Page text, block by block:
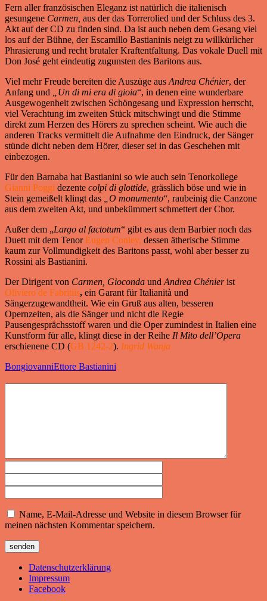
Fern aller französischen Eleganz ist natürlich die italienisch
gesungene Carmen, aus der das Torrerolied und der Schluss des 3.
Akt auf der CD zu finden sind. Da ist auch neben dem Gesang viel
los auf der Bühne, der Escamillo Bastianinis neigt zu willkürlicher
Phrasierung und recht brutaler Kraftentfaltung. Das vokale Duell mit
Don José geht eindeutig zugunsten des Baritons aus.
Viel mehr Freude bereiten die Auszüge aus Andrea Chénier, der
Anfang und
„Un di mi era di gioia“, in denen eine wunderbare
Ausgewogenheit zwischen Schöngesang und Expression herrscht,
viel Verachtung im zweiten Stück mitschwingt und die Stimme
direkt zum Herzen des Hörers zu sprechen scheint. Wie auch die
anderen Tracks vermittelt die Aufnahme den Eindruck, der Sänger
stünde dicht neben dem Hörer, dieser sei in das Geschehen mit
einbezogen.
Für den Barnaba hat Bastianini so wie auch sein Tenorkollege
Gianni Poggi dezente colpi di glottide, grässlich böse und wie in
Stein gemeißelt klingt das
„O monumento“, raubeinig die Canzone
aus dem zweiten Akt, und unbekümmert schmettert der Chor.
Außer dem „Largo al factotum“ gibt es aus dem Barbier noch das
Duett mit dem Tenor Eugen Conley, dessen ätherische Stimme
kaum zur Vollmundigkeit des Baritons passt, wohl aber besser zu
Rossini als Bastianini.
Der Dirigent von Carmen, Gioconda und Andrea Chénierist
Oliviero de Fabritiis, ein Garant für Italianità und
Sängerzugewandtheit. Wie ein Gruß aus alten, besseren
Opernzeiten, als die Sänger und nicht die Regie
Pausengesprächsstoff waren und die Oper zumindest in Italien eine
Kunstform für alle, klingt diese in der Reihe Il Mito dell’Opera
erschienene CD (GB 1242-2). Ingrid Wanja
BongiovanniEttore Bastianini
Name, E-Mail-Adresse und Website in diesem Browser für
meinen nächsten Kommentar speichern.
Datenschutzerklärung
Impressum
Facebook